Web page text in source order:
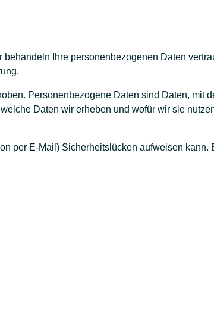
Ihre personenbezogenen Daten
Personenbezogene Daten sind Daten, mit
Daten wir erheben und wofür wir sie
per E-Mail) Sicherheitslücken aufweisen kann.